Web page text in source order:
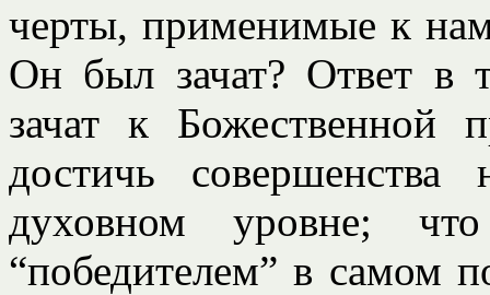
черты, применимые к
Он был зачат? Ответ в
зачат к
достичь
духовном уровне;
“победителем” в самом